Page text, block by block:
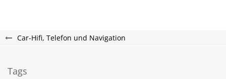
Car-Hifi, Telefon und Navigation
Tags